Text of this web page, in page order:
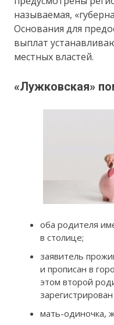
называемая,
Основания для
выплат
местных властей.
«Лужковская»
оба родителя
в столице;
заявитель
и прописан в
этом второй
мать-одиночка,